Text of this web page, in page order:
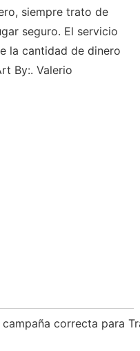
siempre trato de
seguro. El servicio
la cantidad de dinero
By:. Valerio
correcta para